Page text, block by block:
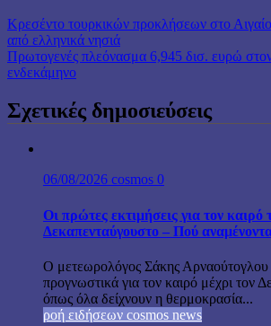
Κρεσέντο τουρκικών προκλήσεων στο
από ελληνικά νησιά
Πρωτογενές πλεόνασμα 6,945 δισ. ευρώ
ενδεκάμηνο
Σχετικές δημοσιεύσεις
06/08/2026 cosmos 0
Οι πρώτες εκτιμήσεις για τον καιρό
Δεκαπενταύγουστο – Πού
Ο μετεωρολόγος Σάκης
προγνωστικά για τον καιρό μέχρι τον
όπως όλα δείχνουν η θερμοκρασία...
ροή ειδήσεων cosmos news